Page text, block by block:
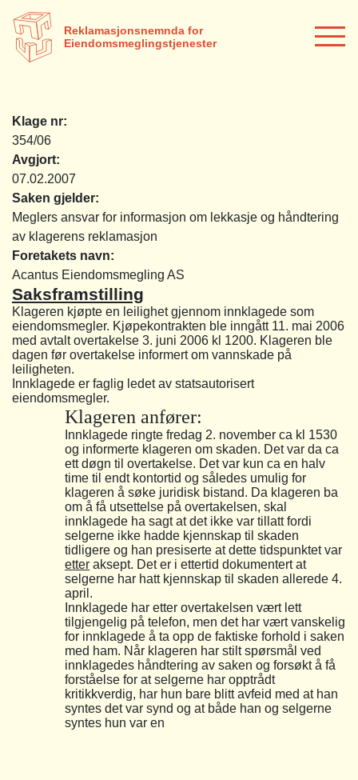
Reklamasjonsnemnda for
Eiendomsmeglingstjenester
Klage nr:
354/06
Avgjort:
07.02.2007
Saken gjelder:
Meglers ansvar for informasjon om lekkasje og håndtering
av klagerens reklamasjon
Foretakets navn:
Acantus Eiendomsmegling AS
Saksframstilling
Klageren kjøpte en leilighet gjennom innklagede som
eiendomsmegler. Kjøpekontrakten ble inngått 11. mai 2006
med avtalt overtakelse 3. juni 2006 kl 1200. Klageren ble
dagen før overtakelse informert om vannskade på
leiligheten.
Innklagede er faglig ledet av statsautorisert
eiendomsmegler.
Klageren anfører:
Innklagede ringte fredag 2. november ca kl 1530
og informerte klageren om skaden. Det var da ca
ett døgn til overtakelse. Det var kun ca en halv
time til endt kontortid og således umulig for
klageren å søke juridisk bistand. Da klageren ba
om å få utsettelse på overtakelsen, skal
innklagede ha sagt at det ikke var tillatt fordi
selgerne ikke hadde kjennskap til skaden
tidligere og han presiserte at dette tidspunktet var
etter aksept. Det er i ettertid dokumentert at
selgerne har hatt kjennskap til skaden allerede 4.
april.
Innklagede har etter overtakelsen vært lett
tilgjengelig på telefon, men det har vært vanskelig
for innklagede å ta opp de faktiske forhold i saken
med ham. Når klageren har stilt spørsmål ved
innklagedes håndtering av saken og forsøkt å få
forståelse for at selgerne har opptrådt
kritikkverdig, har hun bare blitt avfeid med at han
syntes det var synd og at både han og selgerne
syntes hun var en